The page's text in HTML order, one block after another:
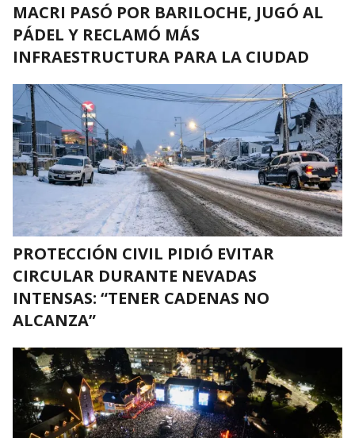
MACRI PASÓ POR BARILOCHE, JUGÓ AL
PÁDEL Y RECLAMÓ MÁS
INFRAESTRUCTURA PARA LA CIUDAD
PROTECCIÓN CIVIL PIDIÓ EVITAR
CIRCULAR DURANTE NEVADAS
INTENSAS: “TENER CADENAS NO
ALCANZA”